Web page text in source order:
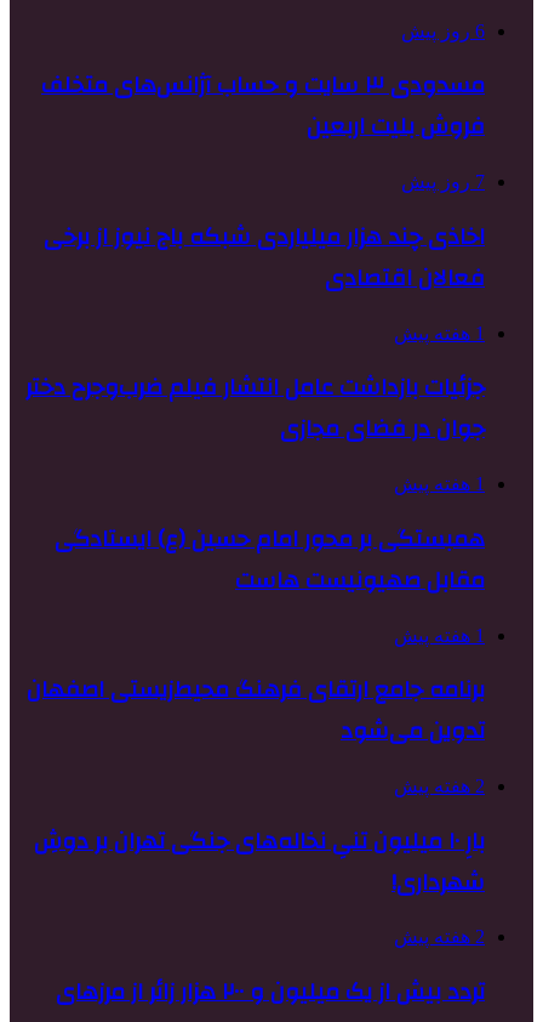
6 روز پیش
مسدودی ۳ سایت و حساب آژانس‌های متخلف
فروش بلیت اربعین
7 روز پیش
اخاذی چند هزار میلیاردی شبکه باج نیوز از برخی
فعالان اقتصادی
1 هفته پیش
جزئیات بازداشت عامل انتشار فیلم ضرب‌وجرح دختر
جوان در فضای مجازی
1 هفته پیش
همبستگی بر محور امام حسین (ع) ایستادگی
مقابل صهیونیست هاست
1 هفته پیش
برنامه جامع ارتقای فرهنگ محیط‌زیستی اصفهان
تدوین می‌شود
2 هفته پیش
بارِ ۱۰ میلیون تنیِ نخاله‌های جنگی تهران بر دوشِ
شهرداری!
2 هفته پیش
تردد بیش از یک میلیون و ۲۰۰ هزار زائر از مرزهای